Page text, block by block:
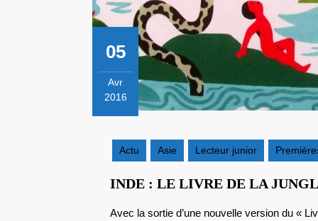
05
Avr
2016
2016
Actu
Asie Lecteur junior
INDE : LE LIVRE DE LA
Avec la sortie d’une nouvelle version du « Livre de la jungle » de Rudyard Kipling au cinéma,